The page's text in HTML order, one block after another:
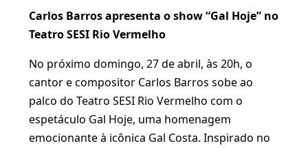
Carlos Barros apresenta o show “Gal Hoje” no
Teatro SESI Rio Vermelho
No próximo domingo, 27 de abril, às 20h, o
cantor e compositor Carlos Barros sobe ao
palco do Teatro SESI Rio Vermelho com o
espetáculo Gal Hoje, uma homenagem
emocionante à icônica Gal Costa. Inspirado no